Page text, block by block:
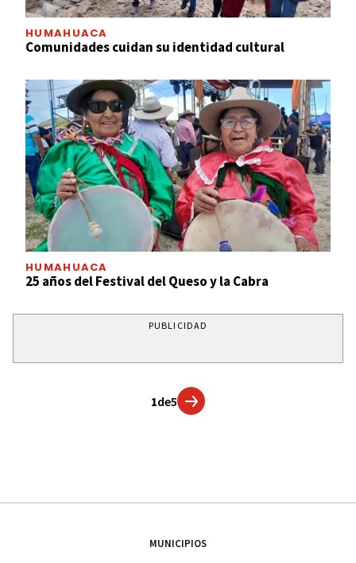
HUMAHUACA
Comunidades cuidan su identidad cultural
HUMAHUACA
25 años del Festival del Queso y la Cabra
PUBLICIDAD
1de5
MUNICIPIOS